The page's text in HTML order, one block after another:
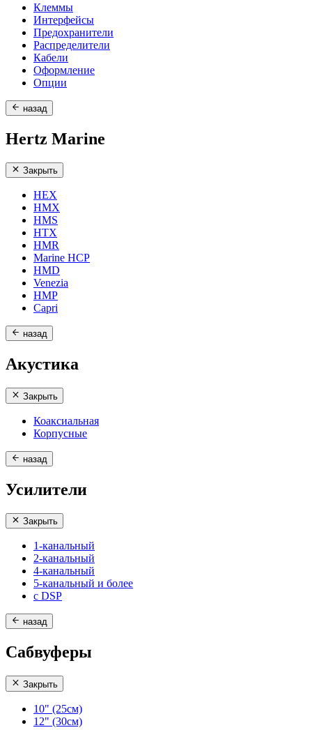
Клеммы
Интерфейсы
Предохранители
Распределители
Кабели
Оформление
Опции
назад
Hertz Marine
Закрыть
HEX
HMX
HMS
HTX
HMR
Marine HCP
HMD
Venezia
HMP
Capri
назад
Акустика
Закрыть
Коаксиальная
Корпусные
назад
Усилители
Закрыть
1-канальный
2-канальный
4-канальный
5-канальный и более
с DSP
назад
Сабвуферы
Закрыть
10" (25см)
12" (30см)